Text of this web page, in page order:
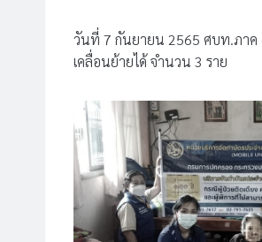
วันที่ 7 กันยายน 2565 ศบท.ภาค​
เคลื่อนย้ายได้​ จำนวน 3​ ราย​